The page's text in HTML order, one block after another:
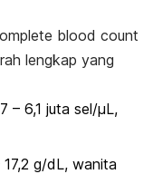
omplete blood count
lengkap yang
– 6,1 juta sel/μL,
g/dL, wanita